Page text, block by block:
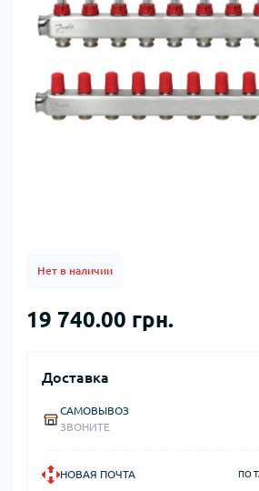
Нет в наличии
19 740.00 грн.
Доставка
САМОВЫВОЗ
ЗВОНИТЕ
НОВАЯ ПОЧТА ПО